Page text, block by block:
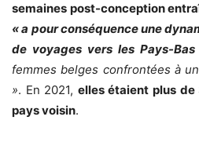
semaines post-conception
«a pour conséquence une
de voyages vers les Pays-Bas
femmes belges confrontées à
». En 2021, elles étaient plus
pays voisin.